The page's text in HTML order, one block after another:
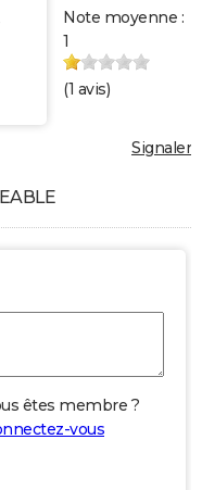
Note moyenne :
1
(1 avis)
Signaler
êtes membre ?
vous